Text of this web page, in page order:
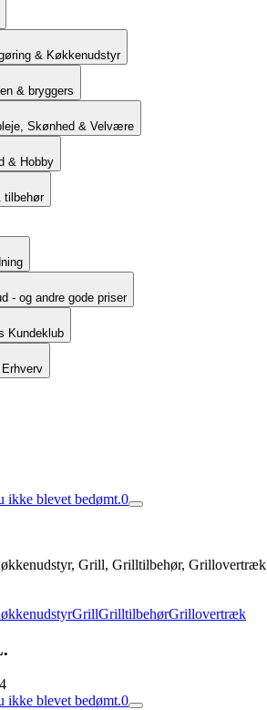
& Køkkenudstyr
& bryggers
Skønhed & Velvære
& Hobby
tilbehør
- og andre gode priser
Kundeklub
ikke blevet bedømt.0
Grill, Grilltilbehør, Grillovertræk
GrillGrilltilbehørGrillovertræk
ikke blevet bedømt.0